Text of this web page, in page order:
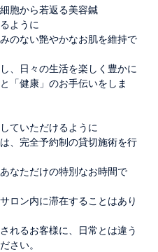
胞から若返る美容鍼
ように
のない艶やかなお肌を維持で
、日々の生活を楽しく豊かに
「健康」のお手伝いをしま
ていただけるように
、完全予約制の貸切施術を行
なただけの特別なお時間で
ロン内に滞在することはあり
れるお客様に、日常とは違う
さい。